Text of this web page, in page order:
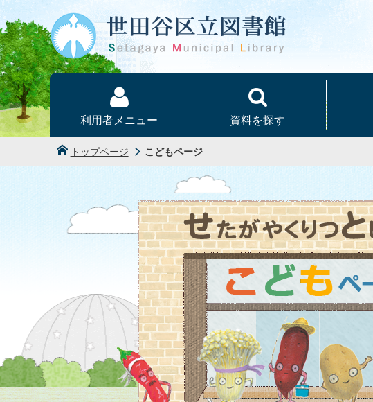
本文へ
利用者メニュー 資料を探す
トップページ こどもページ